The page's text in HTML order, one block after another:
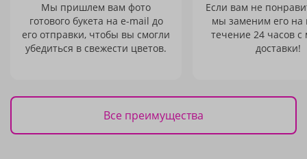
Мы пришлем вам фото
готового букета на e-mail до
его отправки, чтобы вы смогли
убедиться в свежести цветов.
Если вам не
мы заменим его на
течение 24 часов с
доставки!
Все преимущества